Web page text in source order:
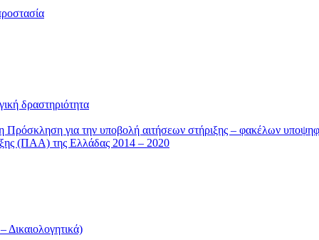
δραστηριότητα
για την υποβολή αιτήσεων στήριξης – φακέλων
(ΠΑΑ) της Ελλάδας 2014 – 2020